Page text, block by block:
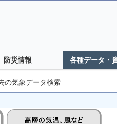
防災情報 各種データ・
の気象データ検索